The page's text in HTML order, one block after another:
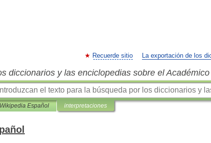
Recuerde sitio La exportación de los
diccionarios y las enciclopedias sobre el Académico
Wikipedia Español interpretaciones